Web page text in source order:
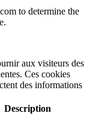
to determine the
aux visiteurs des
Ces cookies
des informations
Description